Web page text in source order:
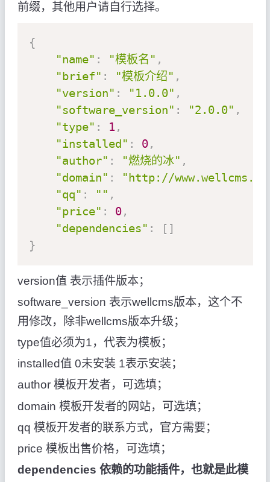
前缀，其他用户请自行选择。
{
"name" : "模板名" ,
"brief" : "模板介绍" ,
"version" : "1.0.0" ,
"software_version" : "2.0.0" ,
"type" : 1,
"installed" : 0,
"author" : "燃烧的冰" ,
"domain" :
"http://
"qq" : "" ,
"price" : 0,
"dependencies" : [ ]
}
version值 表示插件版本；
software_version 表示wellcms版本，这个不
用修改，除非wellcms版本升级；
type值必须为1，代表为模板；
installed值 0未安装 1表示安装；
author 模板开发者，可选填；
domain 模板开发者的网站，可选填；
qq 模板开发者的联系方式，官方需要；
price 模板出售价格，可选填；
dependencies 依赖的功能插件，也就是此模